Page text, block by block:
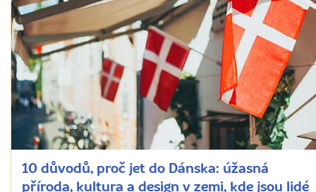
10 důvodů, proč jet do Dánska: úžasná
příroda, kultura a design v zemi, kde jsou lidé